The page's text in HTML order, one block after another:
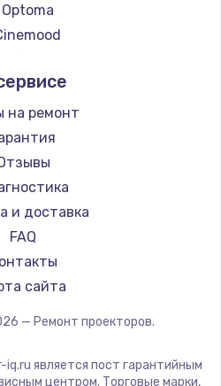
Optoma
Barco
Xgimi
Canon
JVC
Casio
Hiper
HITACHI
Hisense
на ремонт
и доставка
FAQ
сайта
— Ремонт проекторов.
является пост гарантийным
центром. Торговые марки,